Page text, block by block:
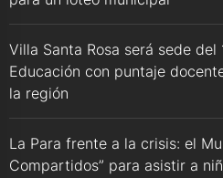
Villa Santa Rosa será sede del
Educación con puntaje
la región
La Para frente a la crisis: el
Compartidos” para asistir a